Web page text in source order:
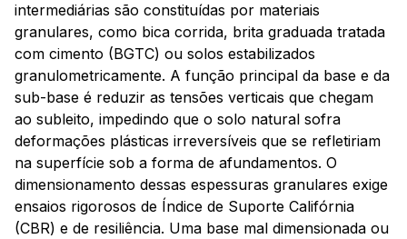
intermediárias são constituídas por materiais
granulares, como bica corrida, brita graduada tratada
com cimento (BGTC) ou solos estabilizados
granulometricamente. A função principal da base e da
sub-base é reduzir as tensões verticais que chegam
ao subleito, impedindo que o solo natural sofra
deformações plásticas irreversíveis que se refletiriam
na superfície sob a forma de afundamentos. O
dimensionamento dessas espessuras granulares exige
ensaios rigorosos de Índice de Suporte Califórnia
(CBR) e de resiliência. Uma base mal dimensionada ou